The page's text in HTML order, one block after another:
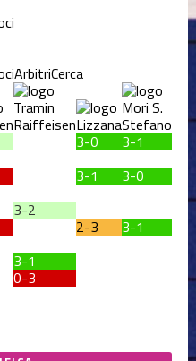
ArbitriCerca
3-0
3-1
3-1
3-0
3-2
2-3
3-1
3-1
0-3